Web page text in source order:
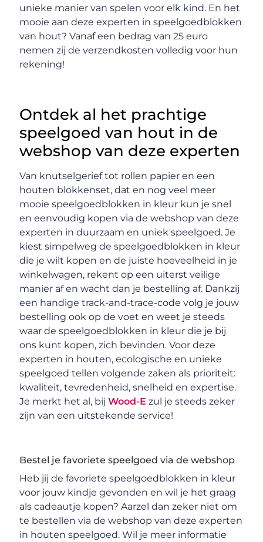
unieke manier van spelen voor elk kind. En het
mooie aan deze experten in speelgoedblokken
van hout? Vanaf een bedrag van 25 euro
nemen zij de verzendkosten volledig voor hun
rekening!
Ontdek al het prachtige
speelgoed van hout in de
webshop van deze experten
Van knutselgerief tot rollen papier en een
houten blokkenset, dat en nog veel meer
mooie speelgoedblokken in kleur kun je snel
en eenvoudig kopen via de webshop van deze
experten in duurzaam en uniek speelgoed. Je
kiest simpelweg de speelgoedblokken in kleur
die je wilt kopen en de juiste hoeveelheid in je
winkelwagen, rekent op een uiterst veilige
manier af en wacht dan je bestelling af. Dankzij
een handige track-and-trace-code volg je jouw
bestelling ook op de voet en weet je steeds
waar de speelgoedblokken in kleur die je bij
ons kunt kopen, zich bevinden. Voor deze
experten in houten, ecologische en unieke
speelgoed tellen volgende zaken als prioriteit:
kwaliteit, tevredenheid, snelheid en expertise.
Je merkt het al, bijWood-E zul je steeds zeker
zijn van een uitstekende service!
Bestel je favoriete speelgoed via de webshop
Heb jij de favoriete speelgoedblokken in kleur
voor jouw kindje gevonden en wil je het graag
als cadeautje kopen? Aarzel dan zeker niet om
te bestellen via de webshop van deze experten
in houten speelgoed. Wil je meer informatie